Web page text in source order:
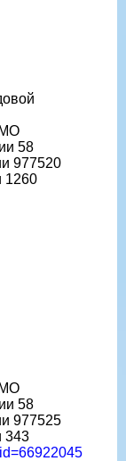
58
977520
1260
58
977525
343